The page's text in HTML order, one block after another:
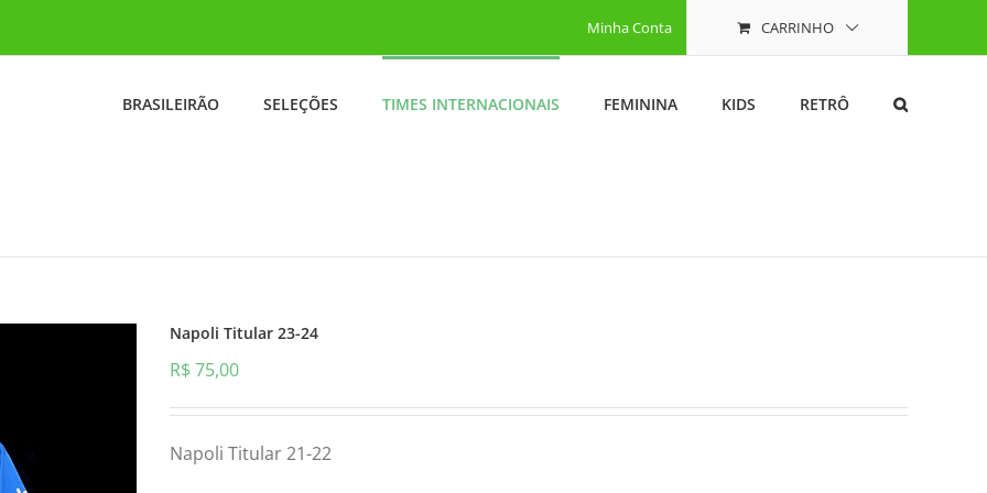
Minha Conta CARRINHO
BRASILEIRÃO SELEÇÕES TIMES INTERNACIONAIS FEMININA KIDS RETRÔ
Napoli Titular 23-24
R$ 75,00
Napoli Titular 21-22